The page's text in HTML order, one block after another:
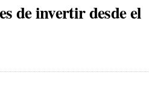
de invertir desde el